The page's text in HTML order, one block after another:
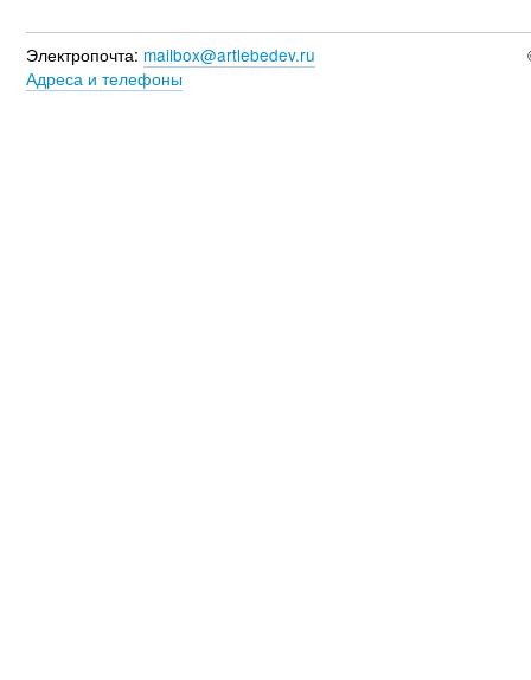
Электропочта: mailbox@artlebedev.ru
Адреса и телефоны